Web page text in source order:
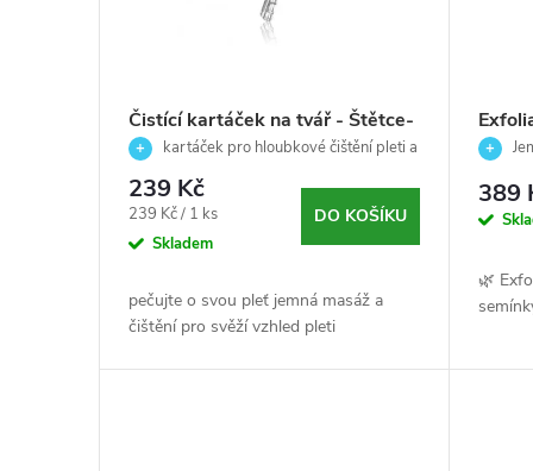
ů
u
Čistící kartáček na tvář - Štětce-
Skeyndor
kartáček pro hloubkové čištění pleti a
jemnou exfoliaci ✨
239 Kč
Měrná
cena:
239 Kč / 1 ks
Skladem
DO KOŠÍKU
pečujte o svou pleť jemná masáž a
čištění pro svěží vzhled pleti
15g
389
🌿